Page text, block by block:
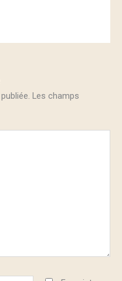
Les champs